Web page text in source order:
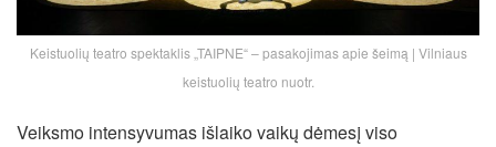
Keistuolių teatro spektaklis „TAIPNE“ – pasakojimas apie šeimą | Vilniaus
keistuolių teatro nuotr.
Veiksmo intensyvumas išlaiko vaikų dėmesį viso